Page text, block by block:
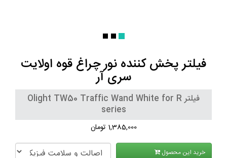
فیلتر پخش کننده نور چراغ قوه اولایت
سری آر
فیلتر Olight TW50 Traffic Wand White for R
series
1,385,000 تومان
خرید این محصول